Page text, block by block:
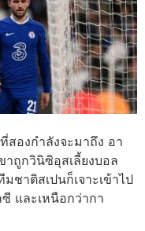
สองกําลังจะมาถึง อา
าถูกวินิซิอุสเลี้ยงบอล
ชาติสเปนก็เจาะเข้าไป
และเหนือกว่ากา